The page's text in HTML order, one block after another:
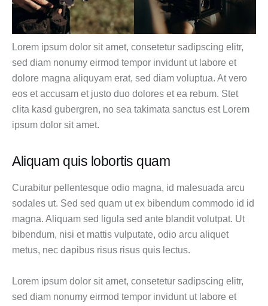
Lorem ipsum dolor sit amet, consetetur sadipscing elitr,
sed diam nonumy eirmod tempor invidunt ut labore et
dolore magna aliquyam erat, sed diam voluptua. At vero
eos et accusam et justo duo dolores et ea rebum. Stet
clita kasd gubergren, no sea takimata sanctus est Lorem
ipsum dolor sit amet.
Aliquam quis lobortis quam
Curabitur pellentesque odio magna, id malesuada arcu
sodales ut. Sed sed quam ut ex bibendum commodo id id
magna. Aliquam sed ligula sed ante blandit volutpat. Ut
bibendum, nisi et mattis vulputate, odio arcu aliquet
metus, nec dapibus risus risus quis lectus.
Lorem ipsum dolor sit amet, consetetur sadipscing elitr,
sed diam nonumy eirmod tempor invidunt ut labore et